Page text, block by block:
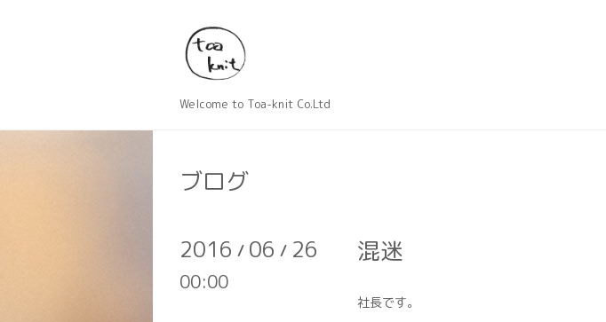
Welcome to Toa-knit Co.Ltd
ブログ
2016 / 06 / 26
00:00
混迷
社長です。